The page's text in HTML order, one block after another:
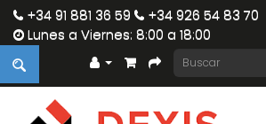
+34 91 881 36 59
+34 926 54 83 70
Lunes a Viernes: 8:00 a 18:00